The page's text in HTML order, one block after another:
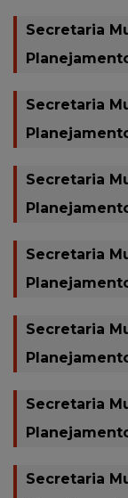
Secretaria
Secretaria
Secretaria
Secretaria
Secretaria
Secretaria
Secretaria